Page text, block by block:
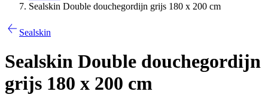
Sealskin Double douchegordijn grijs 180 x 200 cm
Sealskin
Sealskin Double douchegordijn
grijs 180 x 200 cm